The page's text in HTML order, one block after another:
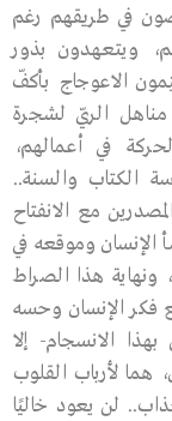
في طريقهم رغم
ويتعهدون بذور
الاعوجاج بأكفّ
الريّ لشجرة
في أعمالهم،
الكتاب والسنة..
مع الانفتاح
الإنسان وموقعه في
ونهاية هذا الصراط
فكر الإنسان وحسه
الانسجام- إلا
هما لأرباب القلوب
لن يعود خاليًا